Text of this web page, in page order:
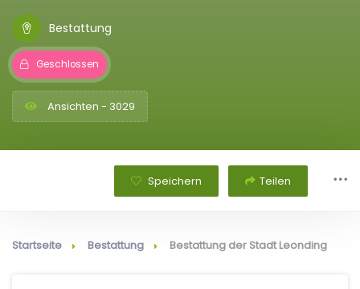
Bestattung
Geschlossen
Ansichten - 3029
Speichern Teilen
Startseite Bestattung Bestattung der Stadt Leonding